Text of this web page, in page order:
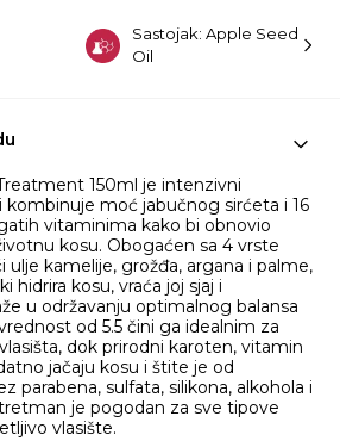
Sastojak: Apple Seed
Oil
150ml je intenzivni
moć jabučnog sirćeta i 16
vitaminima kako bi obnovio
kosu. Obogaćen sa 4 vrste
ulje kamelije, grožđa, argana i palme,
hidrira kosu, vraća joj sjaj i
u održavanju optimalnog balansa
od 5.5 čini ga idealnim za
dok prirodni karoten, vitamin
jačaju kosu i štite je od
parabena, sulfata, silikona, alkohola i
je pogodan za sve tipove
vlasište.